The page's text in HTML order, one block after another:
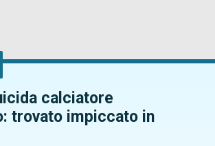
calciatore
trovato impiccato in